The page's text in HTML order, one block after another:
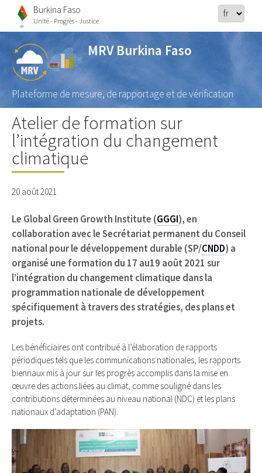
Burkina Faso
Unité - Progrès - Justice
MRV Burkina Faso
Plateforme de mesure, de rapportage et de vérification
Atelier de formation sur
l’intégration du changement
climatique
20 août 2021
Le Global Green Growth Institute (GGGI), en
collaboration avec le Secrétariat permanent du Conseil
national pour le développement durable (SP/CNDD) a
organisé une formation du 17 au19 août 2021 sur
l’intégration du changement climatique dans la
programmation nationale de développement
spécifiquement à travers des stratégies, des plans et
projets.
Les bénéficiaires ont contribué à l’élaboration de rapports
périodiques tels que les communications nationales, les rapports
biennaux mis à jour sur les progrès accomplis dans la mise en
œuvre des actions liées au climat, comme souligné dans les
contributions déterminées au niveau national (NDC) et les plans
nationaux d’adaptation (PAN).